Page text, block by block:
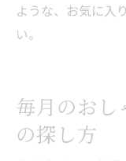
ような、お気に入
い。
毎月のおし
の探し方